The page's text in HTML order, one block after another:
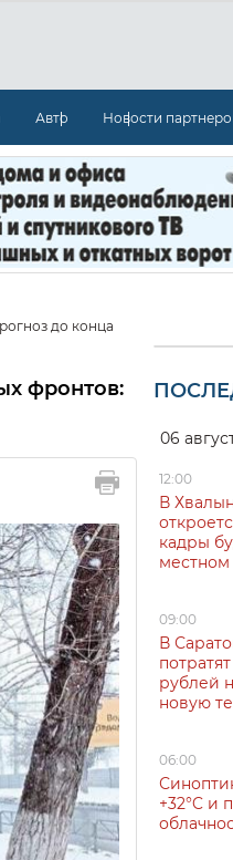
Авто Новости
до конца
фронтов:
06
12:00
В
кадры
09:00
В
рублей
новую
06:00
+32°C и